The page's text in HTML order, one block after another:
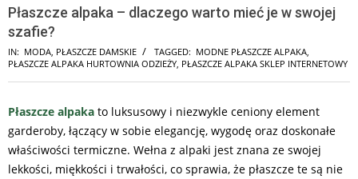
Płaszcze alpaka – dlaczego warto mieć je w swojej
szafie?
IN: MODA PŁASZCZE DAMSKIE TAGGED: MODNE PŁASZCZE ALPAKA
PŁASZCZE ALPAKA HURTOWNIA ODZIEŻY PŁASZCZE ALPAKA SKLEP INTERNETOWY
Płaszcze alpaka to luksusowy i niezwykle ceniony element
garderoby, łączący w sobie elegancję, wygodę oraz doskonałe
właściwości termiczne. Wełna z alpaki jest znana ze swojej
lekkości, miękkości i trwałości, co sprawia, że płaszcze te są nie